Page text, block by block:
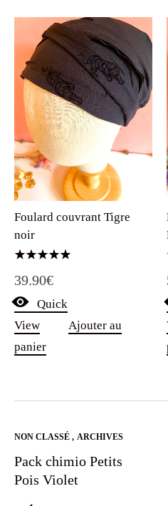
Foulard couvrant Tigre
noir
5.00
39.90€
Quick
View
Ajouter au
panier
NON CLASSÉ , ARCHIVES
Pack chimio Petits
Pois Violet